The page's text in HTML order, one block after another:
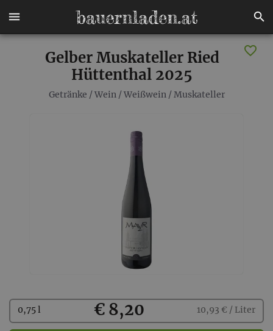
Gelber Muskateller Ried
Hüttenthal 2025
Getränke / Wein/ Weißwein/ Muskateller
Kaufen
0,75 l € 8,20 10,93 € / Liter